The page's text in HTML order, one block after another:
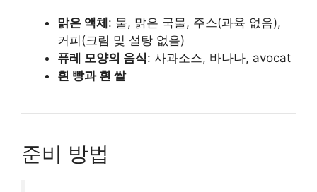
맑은 액체 : 물, 맑은 국물, 주스(과육 없음),
커피(크림 및 설탕 없음)
퓨레 모양의 음식: 사과소스, 바나나, avocat
흰 빵과 흰 쌀
준비 방법